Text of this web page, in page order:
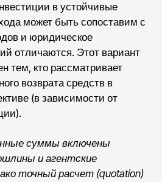
в устойчивые
может быть сопоставим с
и юридическое
отличаются. Этот вариант
тем, кто рассматривает
возврата средств в
(в зависимости от
суммы включены
и агентские
точный расчет (quotation)